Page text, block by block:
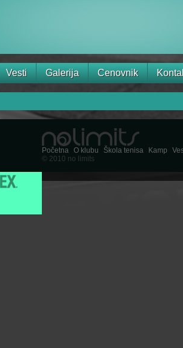
Vesti Galerija Cenovnik
Početna O klubu Škola tenisa Kamp
© 2010 no limits